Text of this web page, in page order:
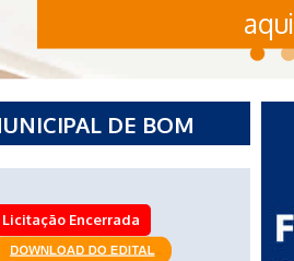
aqui
DE BOM
Licitação Encerrada